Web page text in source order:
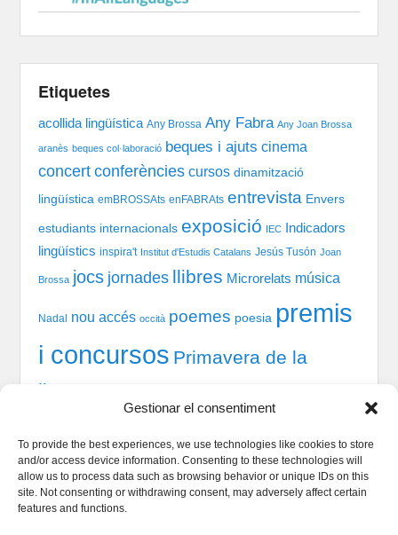
Gestionar el consentiment
To provide the best experiences, we use technologies like cookies to store
and/or access device information. Consenting to these technologies will
allow us to process data such as browsing behavior or unique IDs on this
site. Not consenting or withdrawing consent, may adversely affect certain
features and functions.
Etiquetes
acollida lingüística Any Brossa Any Fabra Any Joan Brossa
aranès beques col·laboració beques i ajuts cinema
concert conferències cursos dinamització
lingüística emBROSSAts enFABRAts entrevista Envers
estudiants internacionals exposició IEC
Indicadors
lingüístics inspira't Institut d'Estudis Catalans Jesús Tusón Joan
Brossa jocs jornades llibres Microrelats música
Nadal nou accés occità poemes poesia premis
i concursos Primavera de la
llengua
xerrada
Qui som